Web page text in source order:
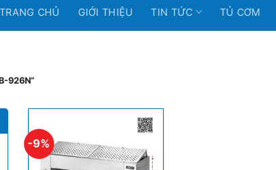
TRANG CHỦ GIỚI THIỆU TIN TỨC TỦ CƠM
926N”
-9%